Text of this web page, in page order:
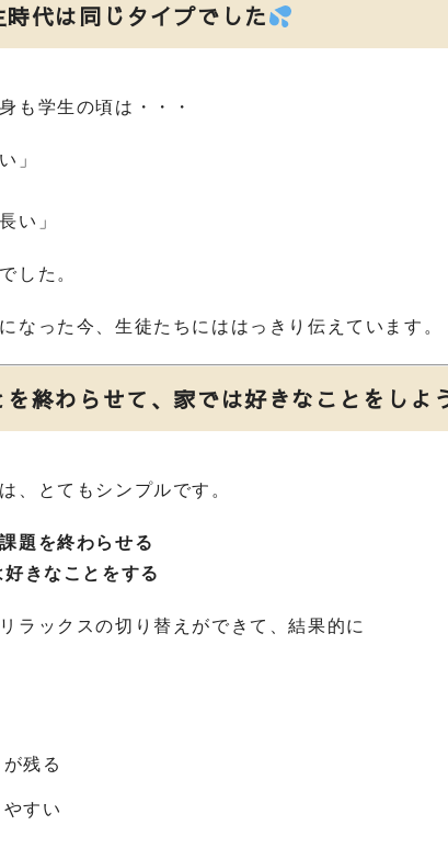
代は同じタイプでした
も学生の頃は・・・
」
い」
した。
なった今、生徒たちにははっきり伝えています。
を終わらせて、家では好きなことをしよ
、とてもシンプルです。
題を終わらせる
きなことをする
ラックスの切り替えができて、結果的に
残る
すい